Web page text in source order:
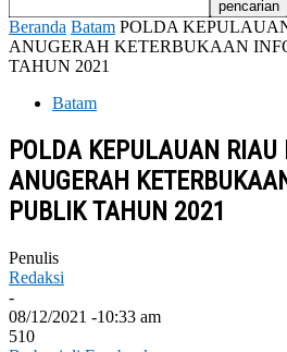
Beranda Batam POLDA
ANUGERAH KETERBUKAAN
TAHUN 2021
Batam
POLDA KEPULAUAN
ANUGERAH
PUBLIK TAHUN 2021
Penulis
Redaksi
-
08/12/2021 -10:33 am
510